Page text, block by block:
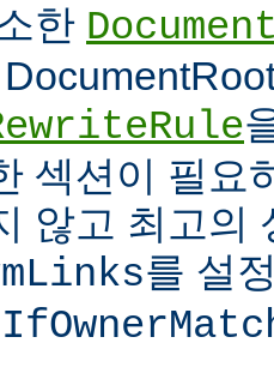
한
섹션이 필요
않고 최고의
를 설